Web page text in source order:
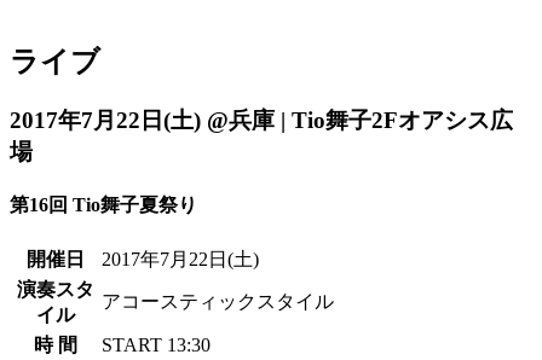
ライブ
2017年7月22日(土) @兵庫 | Tio舞子2Fオアシス広
場
第16回 Tio舞子夏祭り
開催日 2017年7月22日 (土)
演奏スタ
イル
アコースティックスタイル
時 間 START 13:30